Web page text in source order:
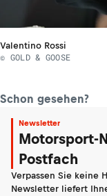
Valentino Rossi
© GOLD & GOOSE
Schon gesehen?
Newsletter
Motorsport-
Postfach
Verpassen Sie keine
Newsletter liefert